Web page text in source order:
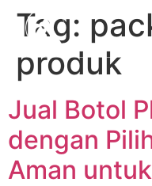
Tag:
produk
Jual Botol
dengan
Aman